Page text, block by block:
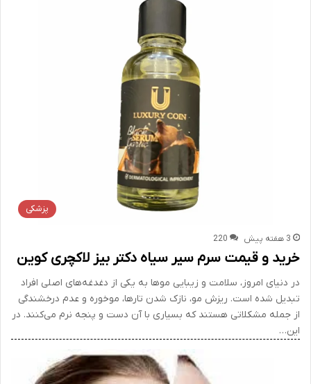
پزشکی
3 هفته پیش 220
خرید و قیمت سرم سیر سیاه دکتر بیز لاکچری کوین
در دنیای امروز، سلامت و زیبایی موها به یکی از دغدغه‌های اصلی افراد
تبدیل شده است. ریزش مو، نازک شدن تارها، موخوره و عدم درخشندگی
از جمله مشکلاتی هستند که بسیاری با آن دست و پنجه نرم می‌کنند. در
این…